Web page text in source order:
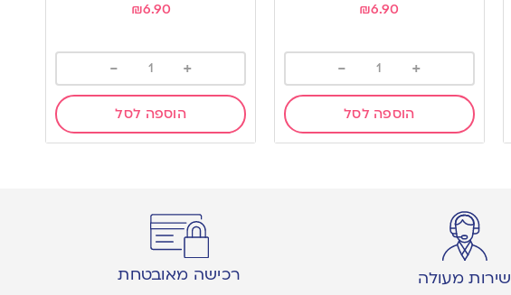
₪6.90
+
-
הוספה לסל
₪6.90
+
-
הוספה לסל
שירות מעולה רכישה מאובטחת